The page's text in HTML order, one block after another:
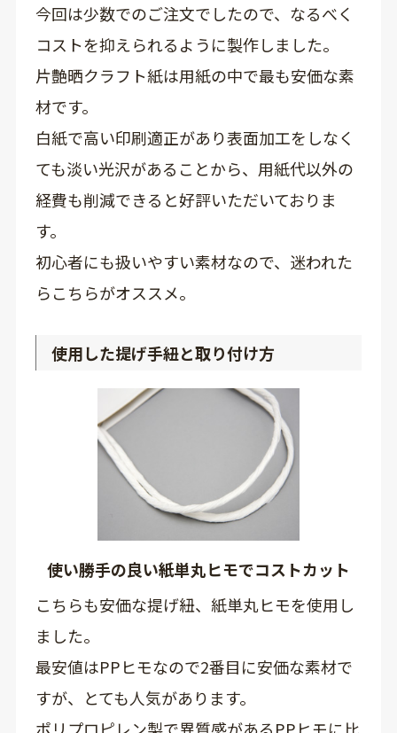
今回は少数でのご注文でしたので、なるべく
コストを抑えられるように製作しました。
片艶晒クラフト紙は用紙の中で最も安価な素
材です。
白紙で高い印刷適正があり表面加工をしなく
ても淡い光沢があることから、用紙代以外の
経費も削減できると好評いただいておりま
す。
初心者にも扱いやすい素材なので、迷われた
らこちらがオススメ。
使用した提げ手紐と取り付け方
使い勝手の良い紙単丸ヒモでコストカット
こちらも安価な提げ紐、紙単丸ヒモを使用し
ました。
最安値はPPヒモなので2番目に安価な素材で
すが、とても人気があります。
ポリプロピレン製で異質感があるPPヒモに比